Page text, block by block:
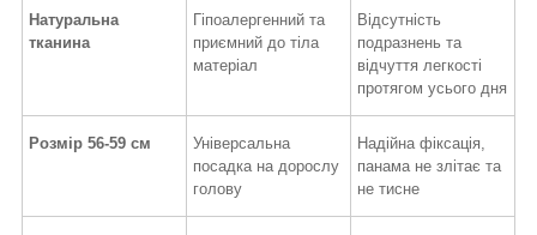
Натуральна
тканина
Гіпоалергенний та
приємний до тіла
матеріал
Відсутність
подразнень та
відчуття легкості
протягом усього дня
Розмір 56-59 см
Універсальна
посадка на дорослу
голову
Надійна фіксація,
панама не злітає та
не тисне